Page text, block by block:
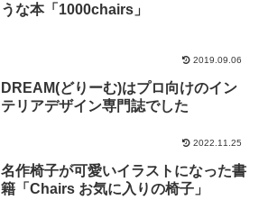
うな本「1000chairs」
2019.09.06
DREAM(どりーむ)はプロ向けのイン
テリアデザイン専門誌でした
2022.11.25
名作椅子が可愛いイラストになった書
籍「Chairs お気に入りの椅子」